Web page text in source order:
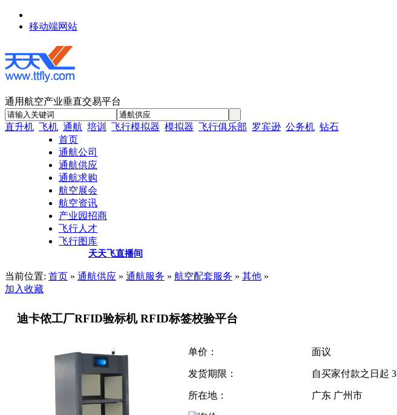
移动端网站
通用航空产业垂直交易平台
直升机 飞机 通航 培训 飞行模拟器 模拟器 飞行俱乐部 罗宾逊 公务机 钻石
首页
通航公司
通航供应
通航求购
航空展会
航空资讯
产业园招商
飞行人才
飞行图库
天天飞直播间
当前位置: 首页 » 通航供应 » 通航服务 » 航空配套服务 » 其他 »
加入收藏
迪卡侬工厂RFID验标机 RFID标签校验平台
单价： 面议
发货期限： 自买家付款之日起 3
所在地： 广东 广州市